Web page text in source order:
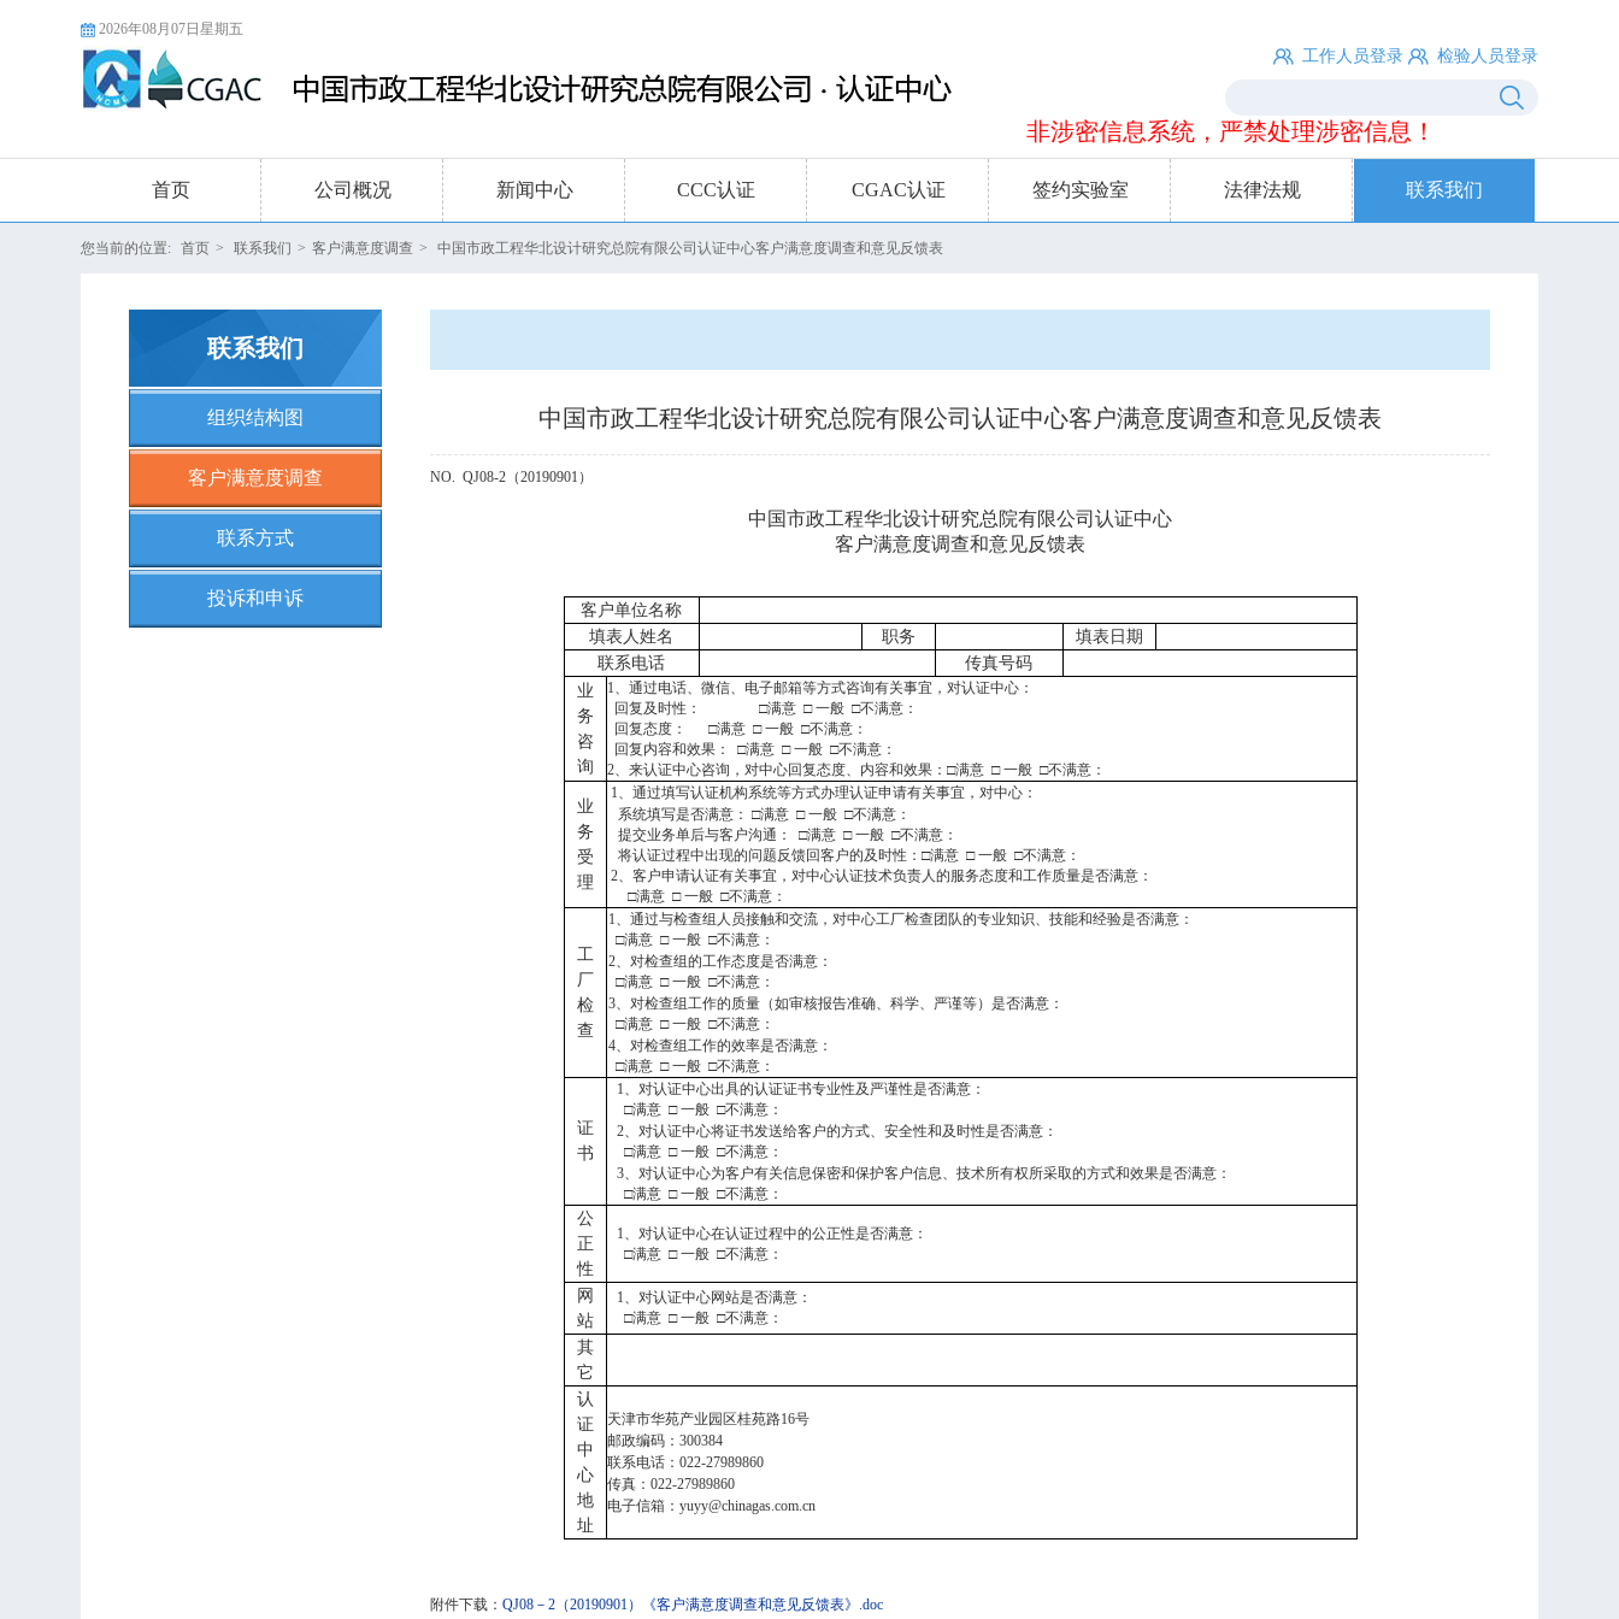
2026年08月07日星期五
工作人员登录 检验人员登录
非涉密信息系统，严禁处理涉密信息！
首页 公司概况 新闻中心 CCC认证 CGAC认证 签约实验室 法律法规 联系我们
您当前的位置: 首页 > 联系我们 > 客户满意度调查 > 中国市政工程华北设计研究总院有限公司认证中心客户满意度调查和意见反馈表
联系我们
组织结构图
客户满意度调查
联系方式
投诉和申诉
中国市政工程华北设计研究总院有限公司认证中心客户满意度调查和意见反馈表
NO. QJ08-2（20190901）
中国市政工程华北设计研究总院有限公司认证中心
客户满意度调查和意见反馈表
客户单位名称
填表人姓名
职务
填表日期
联系电话
传真号码
业
务
咨
询
1、通过电话、微信、电子邮箱等方式咨询有关事宜，对认证中心：
回复及时性： □满意 □ 一般 □不满意：
回复态度： □满意 □ 一般 □不满意：
回复内容和效果： □满意 □ 一般 □不满意：
2、来认证中心咨询，对中心回复态度、内容和效果：□满意 □ 一般 □不满意：
业
务
受
理
1、 通过填写认证机构系统等方式办理认证申请有关事宜，对中心：
系统填写是否满意： □满意 □ 一般 □不满意：
提交业务单后与客户沟通： □满意 □ 一般 □不满意：
将认证过程中出现的问题反馈回客户的及时性： □满意 □ 一般 □不满意：
2、客户申请认证有关事宜，对中心认证技术负责人的服务态度和工作质量是否满意：
□满意 □ 一般 □不满意：
工
厂
检
查
1、通过与检查组人员接触和交流，对中心工厂检查团队的专业知识、技能和经验是否满意：
□满意 □ 一般 □不满意：
2、对检查组的工作态度是否满意：
□满意 □ 一般 □不满意：
3、对检查组工作的质量（如审核报告准确、科学、严谨等）是否满意：
□满意 □ 一般 □不满意：
4、对检查组工作的效率是否满意：
□满意 □ 一般 □不满意：
证
书
1、对认证中心出具的认证证书专业性及严谨性是否满意：
□满意 □ 一般 □不满意：
2、对认证中心将证书发送给客户的方式、安全性和及时性是否满意：
□满意 □ 一般 □不满意：
3、对认证中心为客户有关信息保密和保护客户信息、技术所有权所采取的方式和效果是否满意：
□满意 □ 一般 □不满意：
公
正
性
1、对认证中心在认证过程中的公正性是否满意：
□满意 □ 一般 □不满意：
网
站
1、对认证中心网站是否满意：
□满意 □ 一般 □不满意：
其
它
认
证
中
心
地
址
天津市华苑产业园区桂苑路16号
邮政编码： 300384
联系电话： 022-27989860
传真： 022-27989860
电子信箱： yuyy@chinagas.com.cn
附件下载： QJ08－2（20190901）《客户满意度调查和意见反馈表》.doc